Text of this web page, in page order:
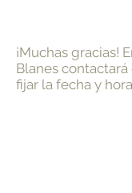
¡Muchas gracias!
Blanes
fijar la fecha y